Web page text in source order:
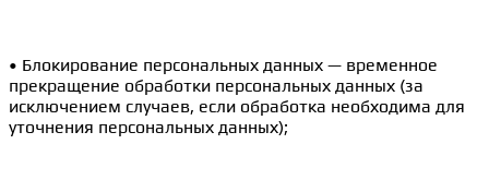
• Блокирование персональных данных — временное
прекращение обработки персональных данных (за
исключением случаев, если обработка необходима для
уточнения персональных данных);